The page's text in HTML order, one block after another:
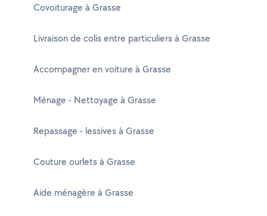
Covoiturage à Grasse
Livraison de colis entre particuliers à Grasse
Accompagner en voiture à Grasse
Ménage - Nettoyage à Grasse
Repassage - lessives à Grasse
Couture ourlets à Grasse
Aide ménagère à Grasse